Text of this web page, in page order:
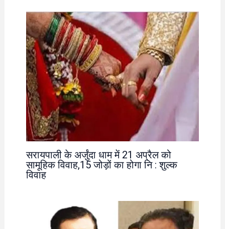
सरायपाली के अर्जुंदा धाम में 21 अप्रैल को
सामूहिक विवाह,15 जोड़ों का होगा नि : शुल्क
विवाह